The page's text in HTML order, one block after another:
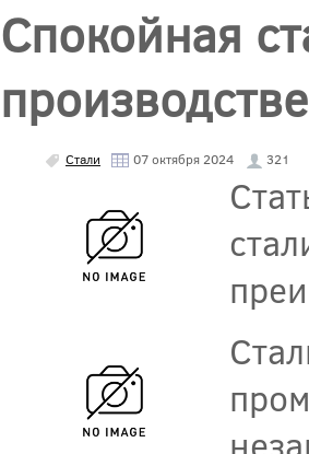
Спокойная
производстве
Стали 07 октября 2024 321